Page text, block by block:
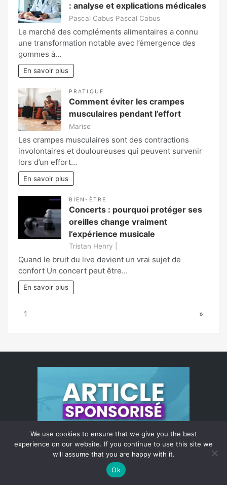
: analyse et explications médicales
Pascal Cabus Pascal Cabus
Le marché des compléments alimentaires a connu
une transformation notable avec l’émergence des
gommes à…
En savoir plus
PRATIQUE
Comment éviter les crampes
musculaires pendant l’effort
Marise
Les crampes musculaires sont des contractions
involontaires et douloureuses qui peuvent survenir
lors d’un effort…
En savoir plus
BIEN-ÊTRE
Concerts : pourquoi protéger ses
oreilles change vraiment
l’expérience musicale
Tristan Henry |
Quand le bruit du live devient un vrai sujet de
confort Un concert peut être…
En savoir plus
Page:
1 Next
»
We use cookies to ensure that we give you the best
experience on our website. If you continue to use this site we
will assume that you are happy with it.
Ok